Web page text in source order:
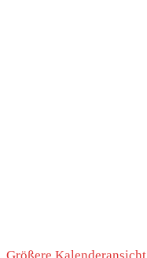
Größere Kalenderansicht